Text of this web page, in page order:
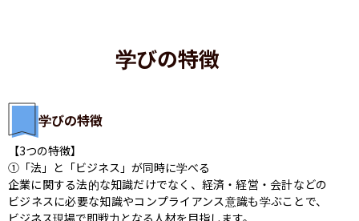
学びの特徴
学びの特徴
【3つの特徴】
①「法」と「ビジネス」が同時に学べる
企業に関する法的な知識だけでなく、経済・経営・会計などの
ビジネスに必要な知識やコンプライアンス意識も学ぶことで、
ビジネス現場で即戦力となる人材を目指します。